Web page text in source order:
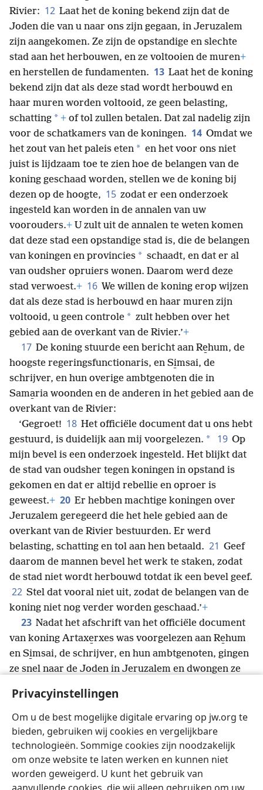
Privacyinstellingen
Om u de best mogelijke digitale ervaring op jw.org te
bieden, gebruiken wij cookies en vergelijkbare
technologieën. Sommige cookies zijn noodzakelijk
om onze website te laten werken en kunnen niet
worden geweigerd. U kunt het gebruik van
Rivier: 12 Laat het de koning bekend zijn dat de
Joden die van u naar ons zijn gegaan, in Jeruzalem
zijn aangekomen. Ze zijn de opstandige en slechte
stad aan het herbouwen, en ze voltooien de muren+
en herstellen de fundamenten. 13 Laat het de koning
bekend zijn dat als deze stad wordt herbouwd en
haar muren worden voltooid, ze geen belasting,
schatting * + of tol zullen betalen. Dat zal nadelig zijn
voor de schatkamers van de koningen. 14 Omdat we
het zout van het paleis eten * en het voor ons niet
juist is lijdzaam toe te zien hoe de belangen van de
koning geschaad worden, stellen we de koning bij
dezen op de hoogte, 15 zodat er een onderzoek
ingesteld kan worden in de annalen van uw
voorouders.+ U zult uit de annalen te weten komen
dat deze stad een opstandige stad is, die de belangen
van koningen en provincies * schaadt, en dat er al
van oudsher opruiers wonen. Daarom werd deze
stad verwoest.+ 16 We willen de koning erop wijzen
dat als deze stad is herbouwd en haar muren zijn
voltooid, u geen controle * zult hebben over het
gebied aan de overkant van de Rivier.’+
17 De koning stuurde een bericht aan Re̱hum, de
hoogste regeringsfunctionaris, en Si̱msai, de
schrijver, en hun overige ambtgenoten die in
Sama̱ria woonden en de anderen in het gebied aan de
overkant van de Rivier:
‘Gegroet! 18 Het officiële document dat u ons hebt
gestuurd, is duidelijk aan mij voorgelezen. * 19 Op
mijn bevel is een onderzoek ingesteld. Het blijkt dat
de stad van oudsher tegen koningen in opstand is
gekomen en dat er altijd rebellie en oproer is
geweest.+ 20 Er hebben machtige koningen over
Jeruzalem geregeerd die het hele gebied aan de
overkant van de Rivier bestuurden. Er werd
belasting, schatting en tol aan hen betaald. 21 Geef
daarom de mannen bevel het werk te staken, zodat
de stad niet wordt herbouwd totdat ik een bevel geef.
22 Stel dat vooral niet uit, zodat de belangen van de
koning niet nog verder worden geschaad.’+
23 Nadat het afschrift van het officiële document
van koning Artaxe̱rxes was voorgelezen aan Re̱hum
en Si̱msai, de schrijver, en hun ambtgenoten, gingen
ze snel naar de Joden in Jeruzalem en dwongen ze
het werk aan het huis van God in Jeruzalem gestaakt.
Het bleef stilliggen tot het tweede jaar van de
regering van koning Dari̱us van Perzië.+